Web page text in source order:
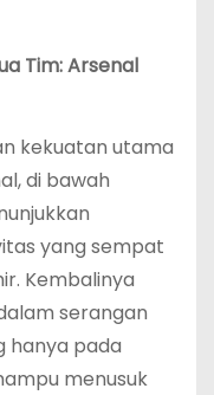
Tim: Arsenal
kekuatan utama
di bawah
yang sempat
Kembalinya
serangan
hanya pada
menusuk